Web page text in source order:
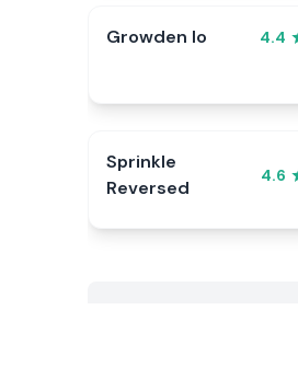
Growden Io 4.4
Sprinkle
Reversed
4.6